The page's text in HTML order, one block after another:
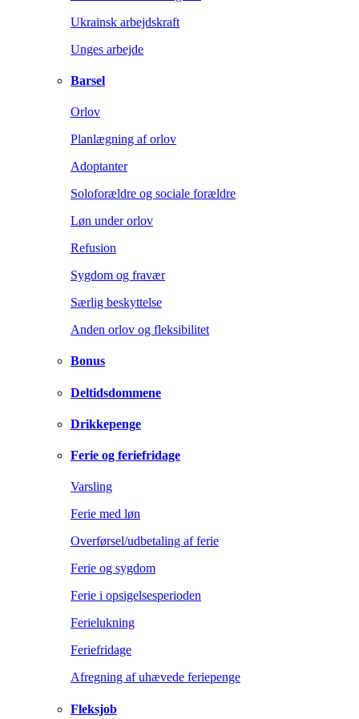
Ukrainsk arbejdskraft
Unges arbejde
Barsel
Orlov
Planlægning af orlov
Adoptanter
Soloforældre og sociale forældre
Løn under orlov
Refusion
Sygdom og fravær
Særlig beskyttelse
Anden orlov og fleksibilitet
Bonus
Deltidsdommene
Drikkepenge
Ferie og feriefridage
Varsling
Ferie med løn
Overførsel/udbetaling af ferie
Ferie og sygdom
Ferie i opsigelsesperioden
Ferielukning
Feriefridage
Afregning af uhævede feriepenge
Fleksjob